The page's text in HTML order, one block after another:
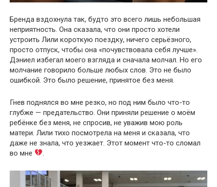
Бренда вздохнула так, будто это всего лишь небольшая
неприятность. Она сказала, что они просто хотели
устроить Лили короткую поездку, ничего серьёзного,
просто отпуск, чтобы она «почувствовала себя лучше».
Дэниел избегал моего взгляда и сначала молчал. Но его
молчание говорило больше любых слов. Это не было
ошибкой. Это было решение, принятое без меня.
Гнев поднялся во мне резко, но под ним было что-то
глубже — предательство. Они приняли решение о моём
ребёнке без меня, не спросив, не уважив мою роль
матери. Лили тихо посмотрела на меня и сказала, что
даже не знала, что уезжает. Этот момент что-то сломал
во мне